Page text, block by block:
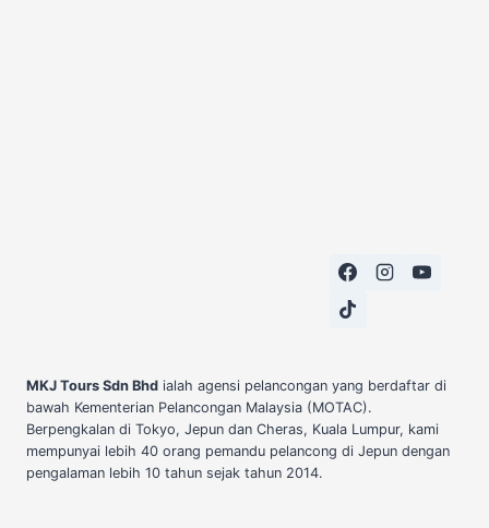
MKJ Tours Sdn Bhd ialah agensi pelancongan yang berdaftar di
bawah Kementerian Pelancongan Malaysia (MOTAC).
Berpengkalan di Tokyo, Jepun dan Cheras, Kuala Lumpur, kami
mempunyai lebih 40 orang pemandu pelancong di Jepun dengan
pengalaman lebih 10 tahun sejak tahun 2014.